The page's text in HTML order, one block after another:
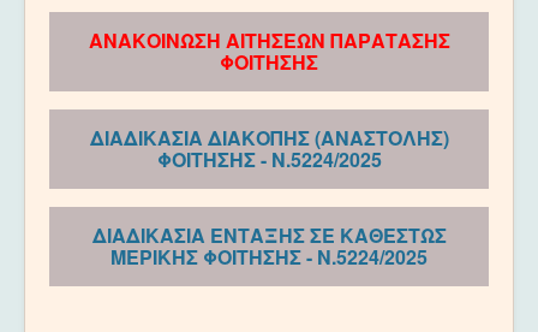
ΑΝΑΚΟΙΝΩΣΗ ΑΙΤΗΣΕΩΝ ΠΑΡΑΤΑΣΗΣ
ΦΟΙΤΗΣΗΣ
ΔΙΑΔΙΚΑΣΙΑ ΔΙΑΚΟΠΗΣ (ΑΝΑΣΤΟΛΗΣ)
ΦΟΙΤΗΣΗΣ - Ν.5224/2025
ΔΙΑΔΙΚΑΣΙΑ ΕΝΤΑΞΗΣ ΣΕ ΚΑΘΕΣΤΩΣ
ΜΕΡΙΚΗΣ ΦΟΙΤΗΣΗΣ - Ν.5224/2025